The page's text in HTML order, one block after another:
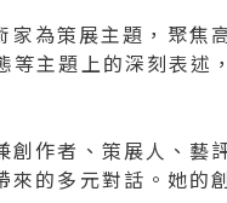
為策展主題，聚焦
主題上的深刻表述
作者、策展人、藝
的多元對話。她的